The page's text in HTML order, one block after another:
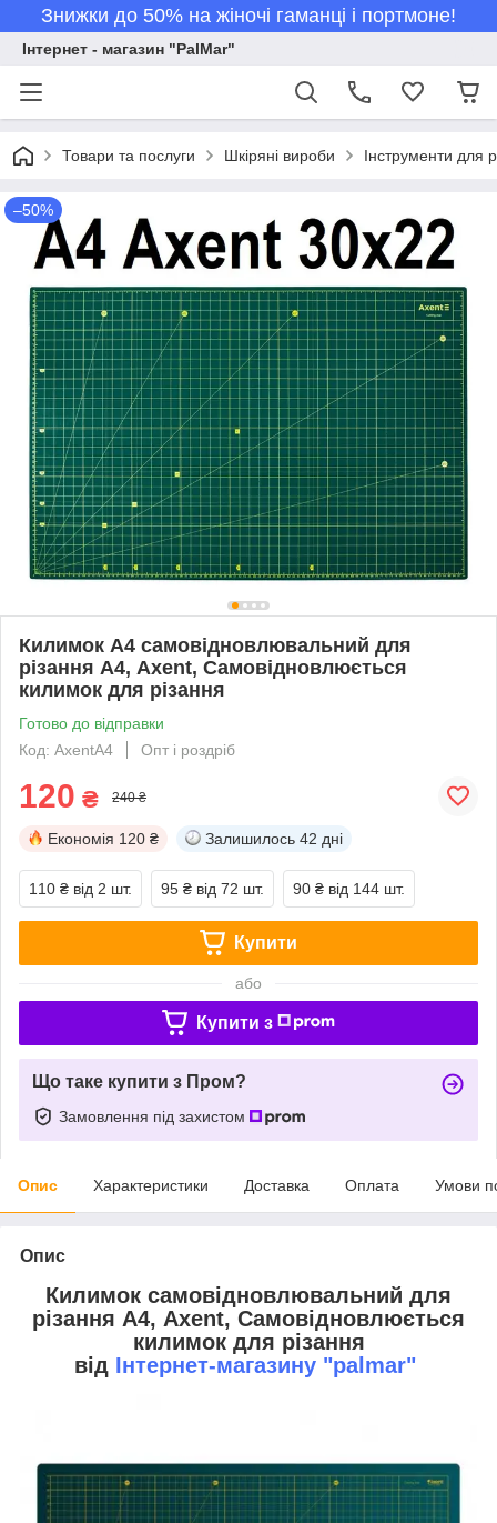
Знижки до 50% на жіночі гаманці і портмоне!
Інтернет - магазин "PalMar"
Товари та послуги Шкіряні вироби Інструменти для
–50%
Килимок A4 самовідновлювальний для
різання А4, Axent, Самовідновлюється
килимок для різання
Готово до відправки
Код: AxentA4
Опт і роздріб
120 ₴ 240 ₴
Економія 120 ₴ Залишилось 42 дні
110 ₴ від 2 шт. 95 ₴ від 72 шт. 90 ₴ від 144 шт.
Купити
або
Купити з
Що таке купити з Пром?
Замовлення під захистом
Опис Характеристики Доставка Оплата Умови
Опис
Килимок самовідновлювальний для
різання А4, Axent, Самовідновлюється
килимок для різання
від Інтернет-магазину "palmar"